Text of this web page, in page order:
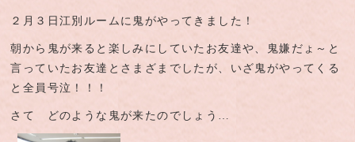
２月３日江別ルームに鬼がやってきました！
朝から鬼が来ると楽しみにしていたお友達や、鬼嫌だょ～と
言っていたお友達とさまざまでしたが、いざ鬼がやってくる
と全員号泣！！！
さて どのような鬼が来たのでしょう…